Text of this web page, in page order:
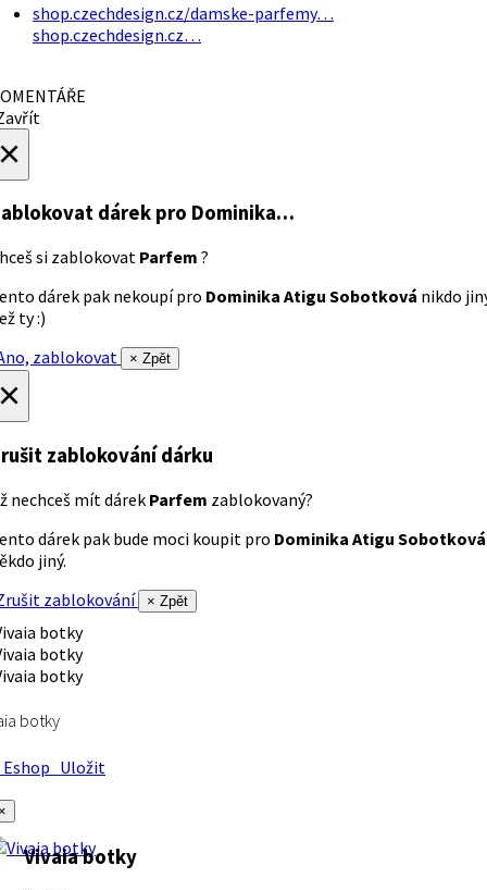
shop.czechdesign.cz/damske-parfemy…
shop.czechdesign.cz…
dárek pro Dominika…
si zablokovat Parfem ?
dárek pak nekoupí pro Dominika Atigu Sobotková nikdo
ty :)
zablokovat
× Zpět
zablokování dárku
nechceš mít dárek Parfem zablokovaný?
dárek pak bude moci koupit pro Dominika Atigu Sobotková
jiný.
zablokování
× Zpět
botky
Uložit
Vivaia botky